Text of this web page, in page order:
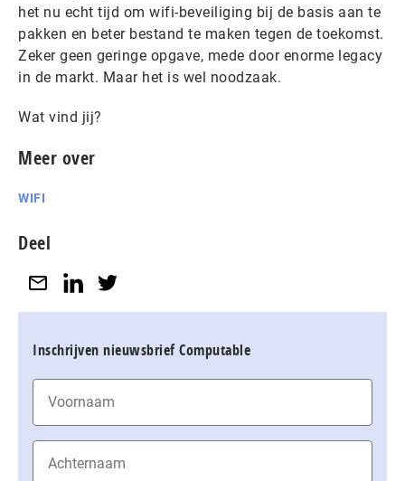
het nu echt tijd om wifi-beveiliging bij de basis aan te
pakken en beter bestand te maken tegen de toekomst.
Zeker geen geringe opgave, mede door enorme legacy
in de markt. Maar het is wel noodzaak.
Wat vind jij?
Meer over
WIFI
Deel
Inschrijven nieuwsbrief Computable